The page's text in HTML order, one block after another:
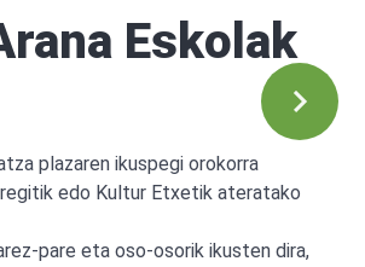
Eskolak
plazaren ikuspegi orokorra
edo Kultur Etxetik ateratako
pare eta oso-osorik ikusten dira,